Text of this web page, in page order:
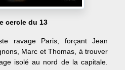
cercle du 13
ravage Paris, forçant Jean
Marc et Thomas, à trouver
isolé au nord de la capitale.